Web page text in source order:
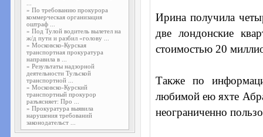
» По требованию прокурора
коммерческая организация
оштраф ...
» Под Тулой водитель вылетел на
ж/д пути и разбил «голову ...
» Московско-Курская
транспортная прокуратура
направила в ...
» Результаты надзорной
деятельности Тульской
транспортной ...
» Московско-Курский
транспортный прокурор
разъясняет: Про ...
» Прокуратура выявила
нарушения требований
законодательст ...
Ирина получила
две лондонские
стоимостью 20
Также по
любимой ею яхте
неограниченно